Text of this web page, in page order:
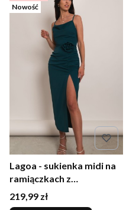
Nowość
Lagoa - sukienka midi na
ramiączkach z
marszczeniem i różą
butelkowa zieleń
Cena
219,99 zł